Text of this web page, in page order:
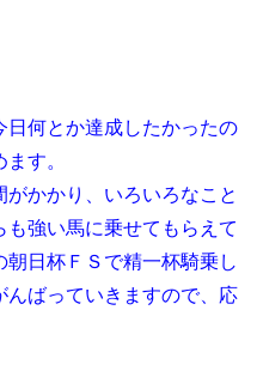
日何とか達成したかったの
す。
がかかり、いろいろなこと
強い馬に乗せてもらえて
日杯ＦＳで精一杯騎乗し
んばっていきますので、応